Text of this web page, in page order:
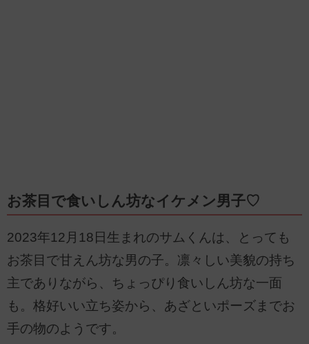
お茶目で食いしん坊なイケメン男子♡
2023年12月18日生まれのサムくんは、とっても
お茶目で甘えん坊な男の子。凛々しい美貌の持ち
主でありながら、ちょっぴり食いしん坊な一面
も。格好いい立ち姿から、あざといポーズまでお
手の物のようです。